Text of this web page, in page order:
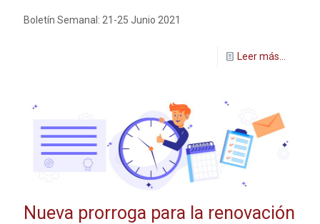
Boletín Semanal: 21-25 Junio 2021
Leer más...
Nueva prorroga para la renovación